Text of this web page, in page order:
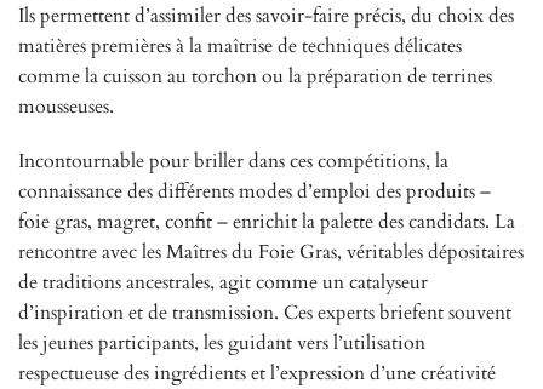
Ils permettent d’assimiler des savoir-faire précis, du choix des
matières premières à la maîtrise de techniques délicates
comme la cuisson au torchon ou la préparation de terrines
mousseuses.
Incontournable pour briller dans ces compétitions, la
connaissance des différents modes d’emploi des produits –
foie gras, magret, confit – enrichit la palette des candidats. La
rencontre avec les Maîtres du Foie Gras, véritables dépositaires
de traditions ancestrales, agit comme un catalyseur
d’inspiration et de transmission. Ces experts briefent souvent
les jeunes participants, les guidant vers l’utilisation
respectueuse des ingrédients et l’expression d’une créativité